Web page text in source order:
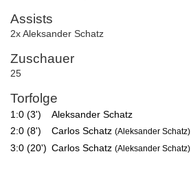
Assists
2x Aleksander Schatz
Zuschauer
25
Torfolge
1:0 (3')
Aleksander Schatz
2:0 (8')
Carlos Schatz (Aleksander Schatz)
3:0 (20') Carlos Schatz (Aleksander Schatz)